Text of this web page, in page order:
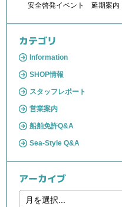
安全啓発イベント 延期案内
カテゴリ
Information
SHOP情報
スタッフレポート
営業案内
船舶免許Q&A
Sea-Style Q&A
アーカイブ